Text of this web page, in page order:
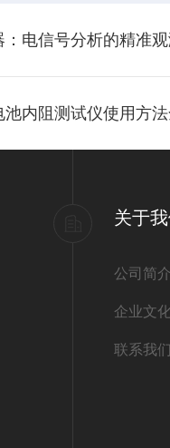
：电信号分析的精准
池内阻测试仪使用方
关于
公司简介
企业文
联系我们